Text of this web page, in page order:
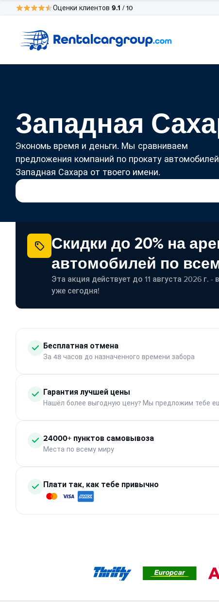
Оценки клиентов 9.1 / 10
Западная
Экономь время и деньги. Мы сравниваем
предложения компаний по прокату
Западная Сахара от твоего имени.
Скидки до 20% на
автомобилей по
Эта акция действует до 11 августа 2026 г. -
уже сегодня!
Бесплатная отмена
За 48 часов до назначенного времени забора
Гарантия лучшей цены
Нашёл более выгодную цену? Мы предложим тебе
24000+ пунктов самовывоза
Места по всему миру
Плати так, как тебе привычно